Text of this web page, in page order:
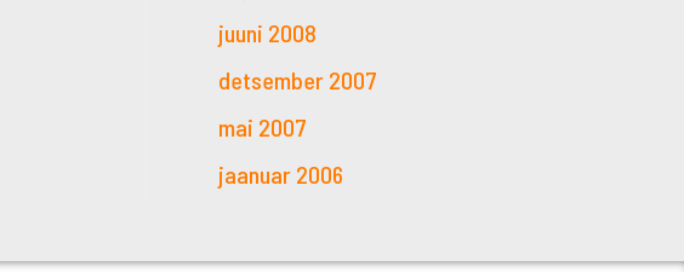
juuni 2008
detsember 2007
mai 2007
jaanuar 2006